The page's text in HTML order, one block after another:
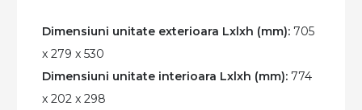
Dimensiuni unitate exterioara Lxlxh (mm): 705
x 279 x 530
Dimensiuni unitate interioara Lxlxh (mm): 774
x 202 x 298